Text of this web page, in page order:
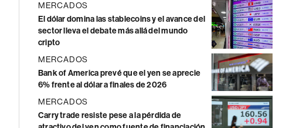
MERCADOS
El dólar domina las stablecoins y el avance del
sector lleva el debate más allá del mundo
cripto
MERCADOS
Bank of America prevé que el yen se aprecie
6% frente al dólar a finales de 2026
MERCADOS
Carry trade resiste pese a la pérdida de